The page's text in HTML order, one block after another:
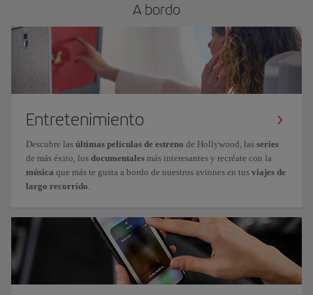
A bordo
Entretenimiento
Descubre las últimas películas de estreno de Hollywood, las series
de más éxito, los documentales más interesantes y recréate con la
música que más te gusta a bordo de nuestros aviones en tus viajes de
largo recorrido.